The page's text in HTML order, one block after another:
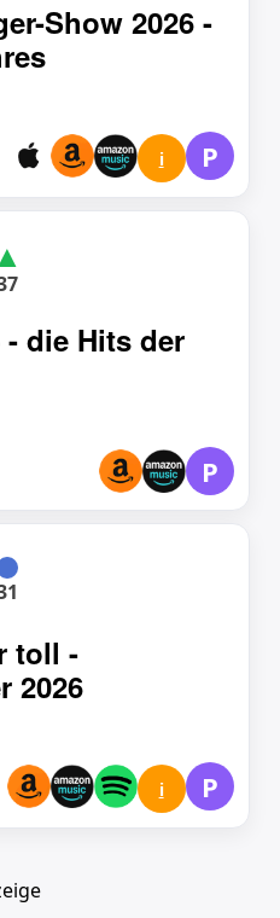
Show 2026 -
i P
- die Hits der
P
toll -
2026
i P